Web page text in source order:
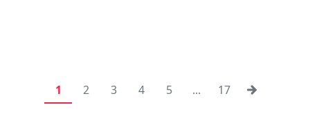
1 2 3 4 5 ... 17